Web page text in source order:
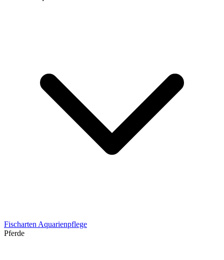
Fischarten Aquarienpflege
Pferde